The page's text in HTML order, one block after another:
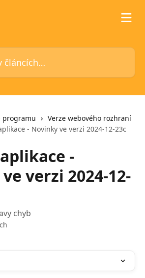
programu
Verze webového rozhraní
- Novinky ve verzi 2024-12-23c
-
verzi 2024-12-
chyb